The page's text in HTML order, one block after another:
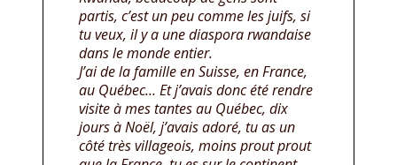
partis, c’est un peu comme les juifs, si
tu veux, il y a une diaspora rwandaise
dans le monde entier.
J’ai de la famille en Suisse, en France,
au Québec… Et j’avais donc été rendre
visite à mes tantes au Québec, dix
jours à Noël, j’avais adoré, tu as un
côté très villageois, moins prout prout